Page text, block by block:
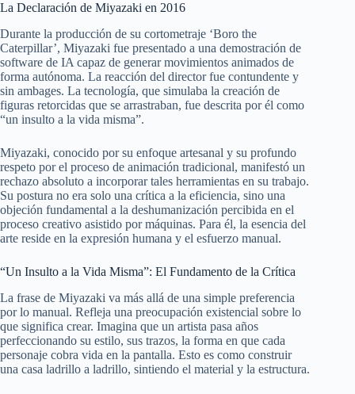
La Declaración de Miyazaki en 2016
Durante la producción de su cortometraje ‘Boro the
Caterpillar’, Miyazaki fue presentado a una demostración de
software de IA capaz de generar movimientos animados de
forma autónoma. La reacción del director fue contundente y
sin ambages. La tecnología, que simulaba la creación de
figuras retorcidas que se arrastraban, fue descrita por él como
“un insulto a la vida misma”.
Miyazaki, conocido por su enfoque artesanal y su profundo
respeto por el proceso de animación tradicional, manifestó un
rechazo absoluto a incorporar tales herramientas en su trabajo.
Su postura no era solo una crítica a la eficiencia, sino una
objeción fundamental a la deshumanización percibida en el
proceso creativo asistido por máquinas. Para él, la esencia del
arte reside en la expresión humana y el esfuerzo manual.
“Un Insulto a la Vida Misma”: El Fundamento de la Crítica
La frase de Miyazaki va más allá de una simple preferencia
por lo manual. Refleja una preocupación existencial sobre lo
que significa crear. Imagina que un artista pasa años
perfeccionando su estilo, sus trazos, la forma en que cada
personaje cobra vida en la pantalla. Esto es como construir
una casa ladrillo a ladrillo, sintiendo el material y la estructura.